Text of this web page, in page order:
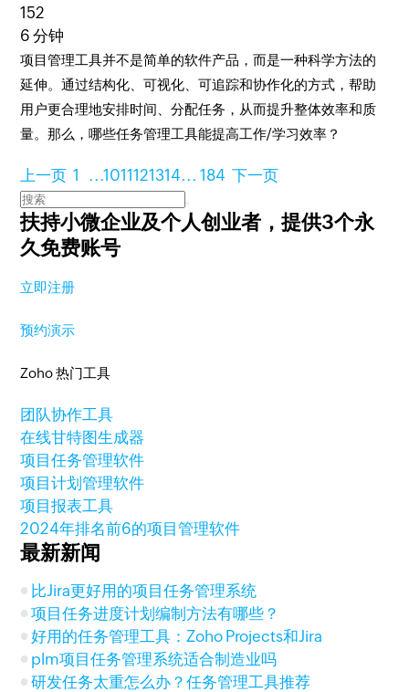
152
6 分钟
项目管理工具并不是简单的软件产品，而是一种科学方法的
延伸。通过结构化、可视化、可追踪和协作化的方式，帮助
用户更合理地安排时间、分配任务，从而提升整体效率和质
量。那么，哪些任务管理工具能提高工作/学习效率？
上一页1 ...1011121314... 184 下一页
扶持小微企业及个人创业者，提供3个永
久免费账号
立即注册
预约演示
Zoho 热门工具
团队协作工具
在线甘特图生成器
项目任务管理软件
项目计划管理软件
项目报表工具
2024年排名前6的项目管理软件
最新新闻
比Jira更好用的项目任务管理系统
项目任务进度计划编制方法有哪些？
好用的任务管理工具：‌Zoho Projects和Jira
plm项目任务管理系统适合制造业吗
研发任务太重怎么办？任务管理工具推荐